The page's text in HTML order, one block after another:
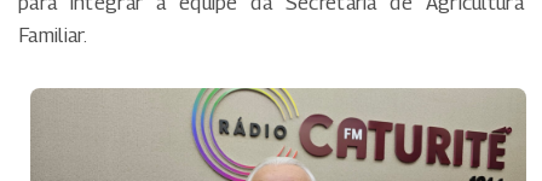
Familiar.